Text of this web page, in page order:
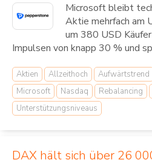
Microsoft bleibt
Aktie mehrfach am
um 380 USD
Impulsen von knapp 30 % und
Aktien Allzeithoch Aufwärtstrend
Microsoft
Nasdaq Rebalancing
Unterstützungsniveaus
DAX hält sich über 26